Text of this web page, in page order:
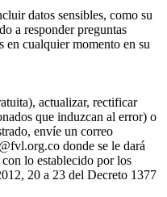
datos sensibles, como su
a responder preguntas
en cualquier momento en su
actualizar, rectificar
que induzcan al error) o
envíe un correo
donde se le dará
lo establecido por los
20 a 23 del Decreto 1377